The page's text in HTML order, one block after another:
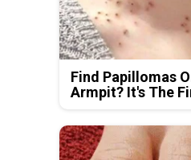
Find Papillomas
Armpit? It's The